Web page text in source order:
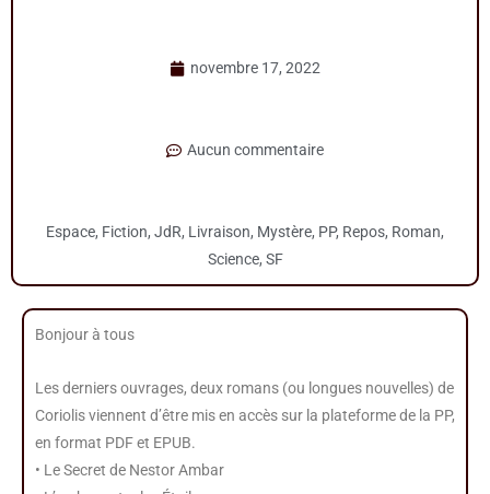
novembre 17, 2022
Aucun commentaire
Espace, Fiction, JdR, Livraison, Mystère, PP, Repos, Roman,
Science, SF
Bonjour à tous
Les derniers ouvrages, deux romans (ou longues nouvelles) de
Coriolis viennent d’être mis en accès sur la plateforme de la PP,
en format PDF et EPUB.
• Le Secret de Nestor Ambar